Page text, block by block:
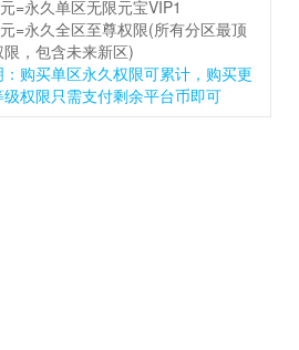
=永久单区无限元宝VIP1
=永久全区至尊权限(所有分区最顶
限，包含未来新区)
：购买单区永久权限可累计，购买更
级权限只需支付剩余平台币即可